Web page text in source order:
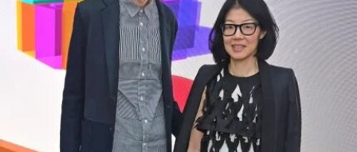
（Anthea M. Hartig）在展览中传播“激进的行动主
义意识形态”。
根据这一行政令，新的指示牌将告知参观者，博物
馆现有展览“应予以改造”，以符合政府近期发布的
题为《拯救美国的故事：史密森尼学会美国国家历
史博物馆如何因意识形态操控而抹杀我们的历史遗